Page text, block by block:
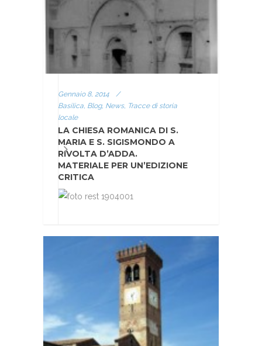
Gennaio 8, 2014
/
Basilica, Blog, News, Tracce di storia
locale
LA CHIESA ROMANICA DI S.
MARIA E S. SIGISMONDO A
RIVOLTA D’ADDA.
MATERIALE PER UN’EDIZIONE
CRITICA